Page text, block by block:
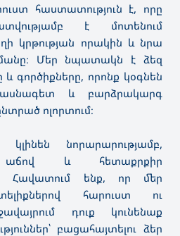
հաստատություն է, որը
է մոտենում
կրթության որակին և նրա
Մեր նպատակն է ձեզ
գործիքները, որոնք կօգնեն
և բարձրակարգ
ոլորտում։
նորարարությամբ,
աճով և հետաքրքիր
Հավատում ենք, որ մեր
հարուստ ու
դուք կունենաք
բացահայտելու ձեր